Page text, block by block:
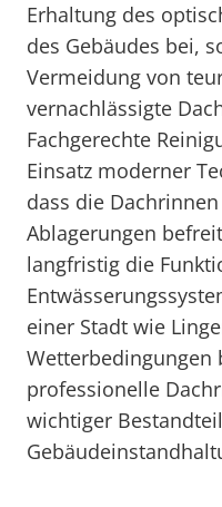
Erhaltung des
des Gebäudes bei,
Vermeidung von
vernachlässigte
Fachgerechte
Einsatz moderner
dass die
Ablagerungen
langfristig die
einer Stadt wie
Wetterbedingungen
professionelle
wichtiger